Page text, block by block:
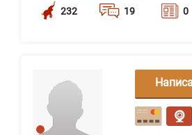
232 19 0